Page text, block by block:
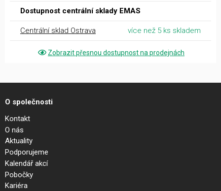
Dostupnost centrální sklady EMAS
Centrální sklad Ostrava více než 5 ks skladem
Zobrazit přesnou dostupnost na prodejnách
O společnosti
Kontakt
O nás
Aktuality
Podporujeme
Kalendář akcí
Pobočky
Kariéra